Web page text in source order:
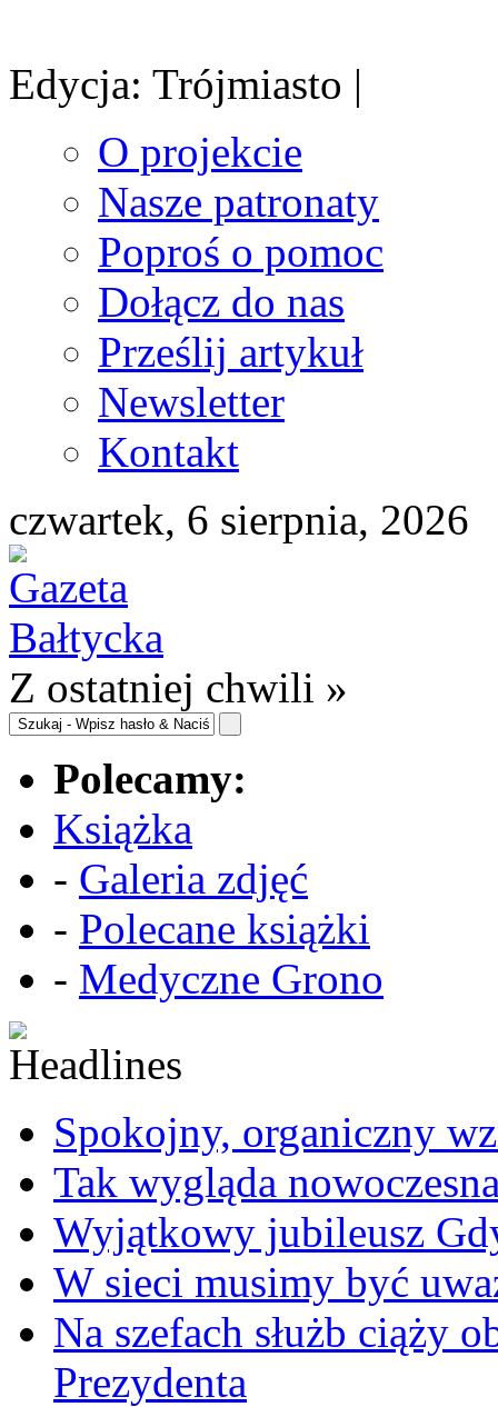
Edycja: Trójmiasto |
O projekcie
Nasze patronaty
Poproś o pomoc
Dołącz do nas
Prześlij artykuł
Newsletter
Kontakt
czwartek, 6 sierpnia, 2026
Z ostatniej chwili »
Polecamy:
Książka
- Galeria zdjęć
- Polecane książki
- Medyczne Grono
Spokojny, organiczny
Tak wygląda
Wyjątkowy jubileusz
W sieci musimy być
Na szefach służb ciąży
Prezydenta